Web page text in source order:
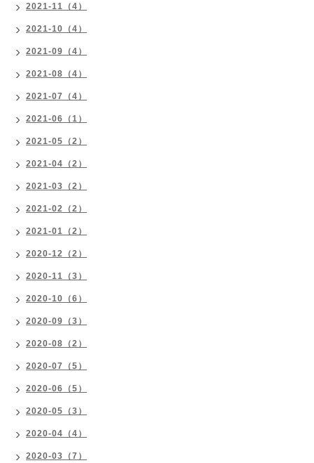
2021-11（4）
2021-10（4）
2021-09（4）
2021-08（4）
2021-07（4）
2021-06（1）
2021-05（2）
2021-04（2）
2021-03（2）
2021-02（2）
2021-01（2）
2020-12（2）
2020-11（3）
2020-10（6）
2020-09（3）
2020-08（2）
2020-07（5）
2020-06（5）
2020-05（3）
2020-04（4）
2020-03（7）